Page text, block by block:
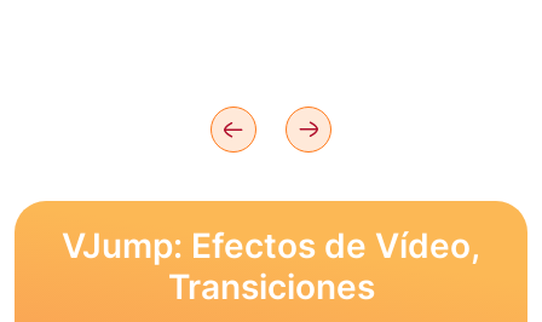
VJump: Efectos de Vídeo,
Transiciones